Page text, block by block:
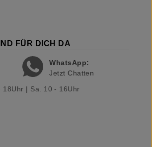
FÜR DICH DA
WhatsApp:
Jetzt Chatten
18Uhr | Sa. 10 - 16Uhr